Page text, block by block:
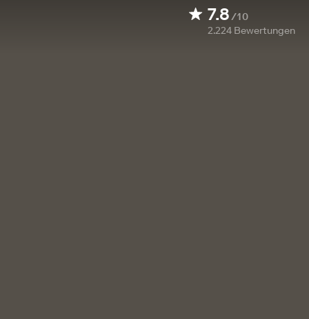
7.8/10
2.224 Bewertungen